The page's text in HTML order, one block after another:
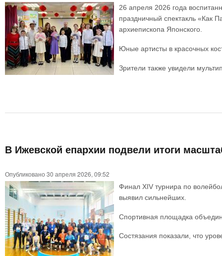
26 апреля 2026 года
праздничный спектакль «Как
архиепископа Японского.
Юные артисты в красочных
Зрители также увидели
В Ижевской епархии подвели итоги
Опубликовано 30 апреля 2026, 09:52
Финал XIV турнира по
выявил сильнейших.
Спортивная площадка
Состязания показали, что